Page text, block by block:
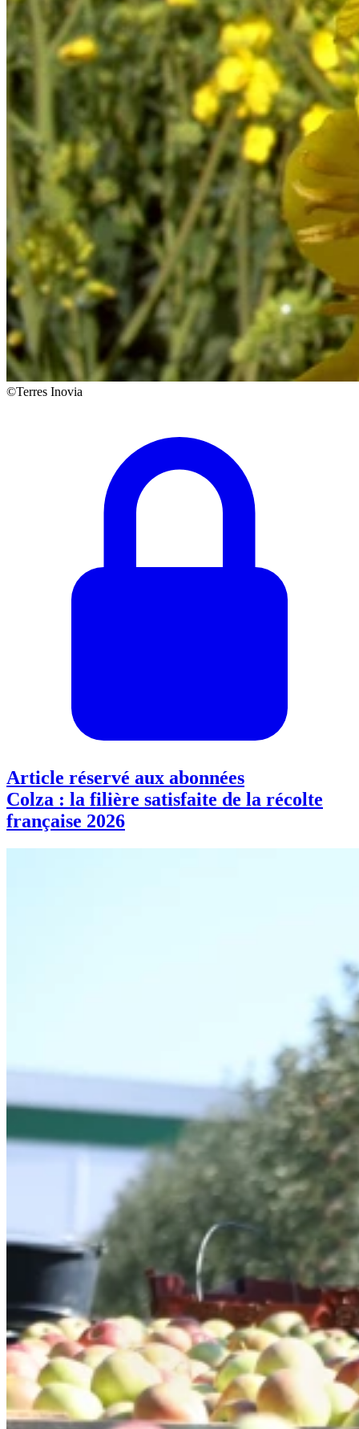
©Terres Inovia
Article réservé aux abonnées
Colza : la filière satisfaite de la récolte
française 2026